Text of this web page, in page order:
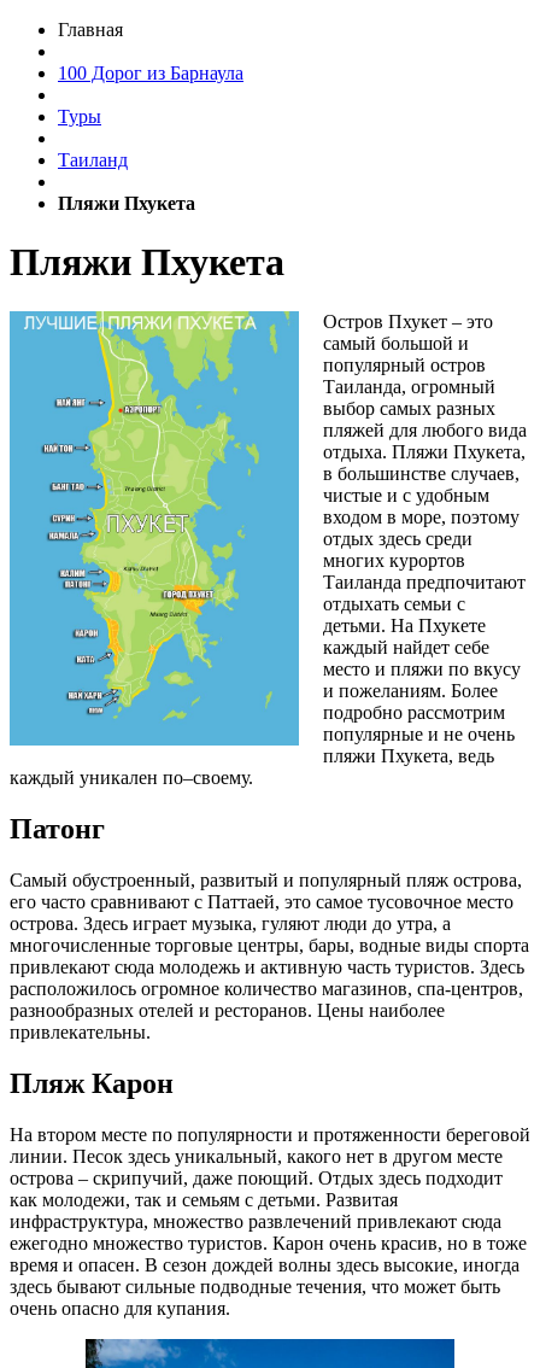
Главная
100 Дорог из Барнаула
Туры
Таиланд
Пляжи Пхукета
Пляжи Пхукета
Остров Пхукет – это
самый большой и
популярный остров
Таиланда, огромный
выбор самых разных
пляжей для любого вида
отдыха. Пляжи Пхукета,
в большинстве случаев,
чистые и с удобным
входом в море, поэтому
отдых здесь среди
многих курортов
Таиланда предпочитают
отдыхать семьи с
детьми. На Пхукете
каждый найдет себе
место и пляжи по вкусу
и пожеланиям. Более
подробно рассмотрим
популярные и не очень
пляжи Пхукета, ведь
каждый уникален по–своему.
Патонг
Самый обустроенный, развитый и популярный пляж острова,
его часто сравнивают с Паттаей, это самое тусовочное место
острова. Здесь играет музыка, гуляют люди до утра, а
многочисленные торговые центры, бары, водные виды спорта
привлекают сюда молодежь и активную часть туристов. Здесь
расположилось огромное количество магазинов, спа-центров,
разнообразных отелей и ресторанов. Цены наиболее
привлекательны.
Пляж Карон
На втором месте по популярности и протяженности береговой
линии. Песок здесь уникальный, какого нет в другом месте
острова – скрипучий, даже поющий. Отдых здесь подходит
как молодежи, так и семьям с детьми. Развитая
инфраструктура, множество развлечений привлекают сюда
ежегодно множество туристов. Карон очень красив, но в тоже
время и опасен. В сезон дождей волны здесь высокие, иногда
здесь бывают сильные подводные течения, что может быть
очень опасно для купания.